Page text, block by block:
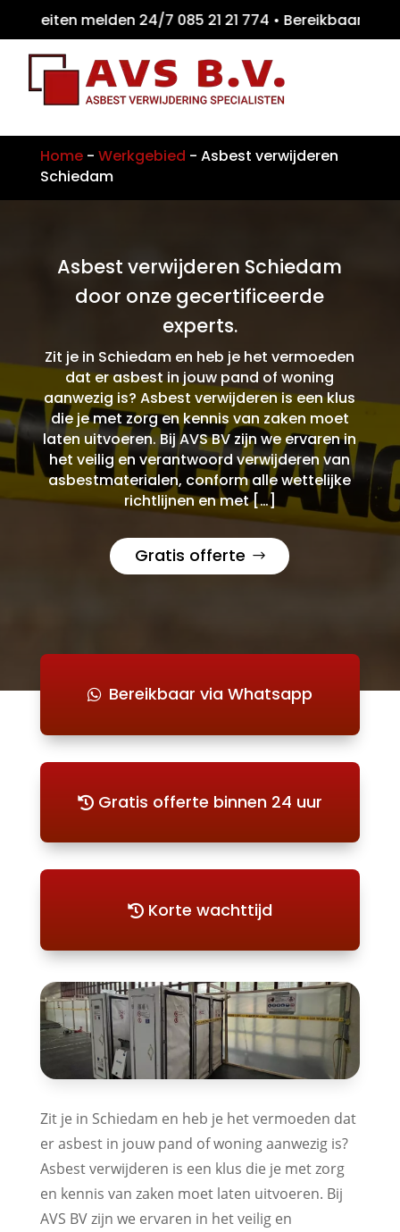
melden 24/7 085 21 21 774 •
Home- Werkgebied - Asbest verwijderen
Schiedam
Asbest verwijderen Schiedam
door onze gecertificeerde
experts.
Zit je in Schiedam en heb je het vermoeden
dat er asbest in jouw pand of woning
aanwezig is? Asbest verwijderen is een klus
die je met zorg en kennis van zaken moet
laten uitvoeren. Bij AVS BV zijn we ervaren in
het veilig en verantwoord verwijderen van
asbestmaterialen, conform alle wettelijke
richtlijnen en met […]
Gratis offerte
Bereikbaar via Whatsapp
Gratis offerte binnen 24 uur
Korte wachttijd
Zit je in Schiedam en heb je het vermoeden dat
er asbest in jouw pand of woning aanwezig is?
Asbest verwijderen is een klus die je met zorg
en kennis van zaken moet laten uitvoeren. Bij
AVS BV zijn we ervaren in het veilig en